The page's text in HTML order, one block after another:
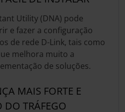
Utility (DNA) pode
e fazer a configuração
de rede D-Link, tais como
melhora muito a
de soluções.
MAIS FORTE E
DO TRÁFEGO